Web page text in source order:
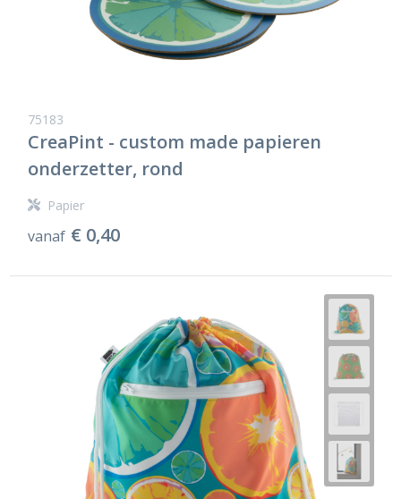
75183
CreaPint - custom made papieren
onderzetter, rond
Papier
vanaf € 0,40